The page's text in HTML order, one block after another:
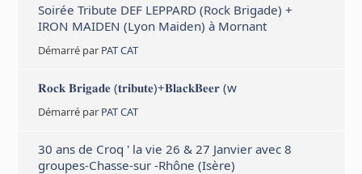
Soirée Tribute DEF LEPPARD (Rock Brigade) +
IRON MAIDEN (Lyon Maiden) à Mornant
Démarré par PAT CAT
𝐑𝐨𝐜𝐤 𝐁𝐫𝐢𝐠𝐚𝐝𝐞 (𝐭𝐫𝐢𝐛𝐮𝐭𝐞)+𝐁𝐥𝐚𝐜𝐤𝐁𝐞𝐞𝐫 (w
Démarré par PAT CAT
30 ans de Croq ' la vie 26 & 27 Janvier avec 8
groupes-Chasse-sur -Rhône (Isère)